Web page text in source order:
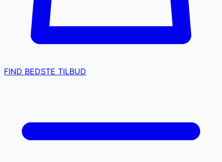
FIND BEDSTE TILBUD